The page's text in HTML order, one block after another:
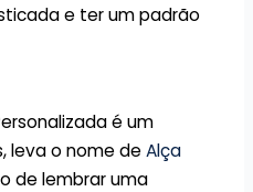
e ter um padrão
é um
leva o nome deAlça
de lembrar uma